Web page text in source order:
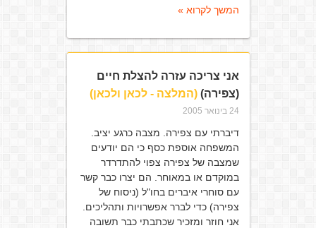
המשך לקרוא »
אני צריכה עזרה להצלת חיים
(צפירה)(המלצה - לכאן ולכאן)
24 בינואר 2005
דיברתי עם צפירה. מצבה כרגע יציב.
המשפחה אוספת כסף כי הם יודעים
שמצבה של צפירה צפוי להתדרדר
במוקדם או במאוחר. הם יצרו כבר קשר
עם סוחרי איברים בחו"ל (ניסוח של
צפירה) כדי לברר אפשרויות ותהליכים.
אני חוזר ומזכיר שכתבתי כבר תשובה